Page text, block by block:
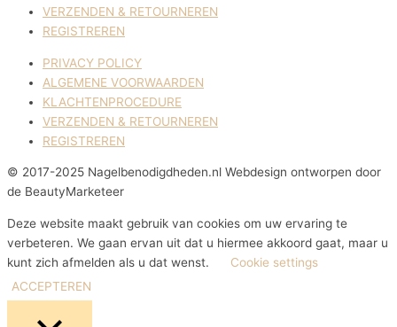
VERZENDEN & RETOURNEREN
REGISTREREN
PRIVACY POLICY
ALGEMENE VOORWAARDEN
KLACHTENPROCEDURE
VERZENDEN & RETOURNEREN
REGISTREREN
© 2017-2025 Nagelbenodigdheden.nl Webdesign ontworpen door
de BeautyMarketeer
Deze website maakt gebruik van cookies om uw ervaring te
verbeteren. We gaan ervan uit dat u hiermee akkoord gaat, maar u
kunt zich afmelden als u dat wenst.
Cookie settings
ACCEPTEREN